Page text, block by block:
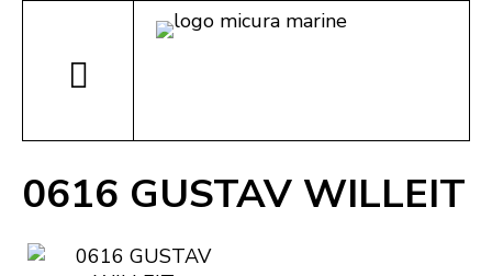
0616 GUSTAV WILLEIT